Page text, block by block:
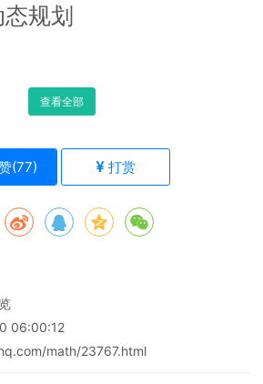
规划
查看全部
(77) 打赏
06:00:12
math/23767.html